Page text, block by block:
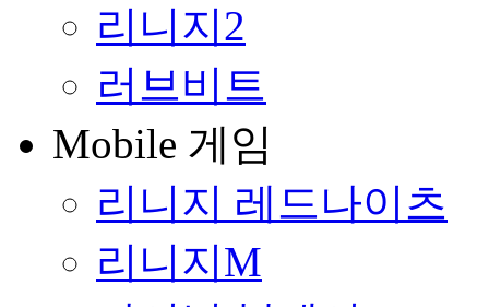
리니지2
러브비트
Mobile 게임
리니지 레드나이츠
리니지M